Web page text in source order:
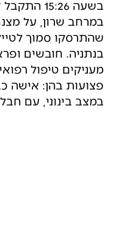
שהתרסקו סמוך
בנתניה. חובשים
במצב בינוני, עם